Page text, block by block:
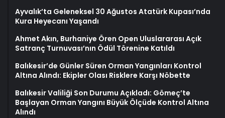
Ayvalık’ta Geleneksel 30 Ağustos Atatürk Kupası’nda
Kura Heyecanı Yaşandı
Ahmet Akın, Burhaniye Ören Open Uluslararası Açık
Satranç Turnuvası’nın Ödül Törenine Katıldı
Balıkesir’de Günler Süren Orman Yangınları Kontrol
Altına Alındı: Ekipler Olası Risklere Karşı Nöbette
Balıkesir Valiliği Son Durumu Açıkladı: Gömeç’te
Başlayan Orman Yangını Büyük Ölçüde Kontrol Altına
Alındı